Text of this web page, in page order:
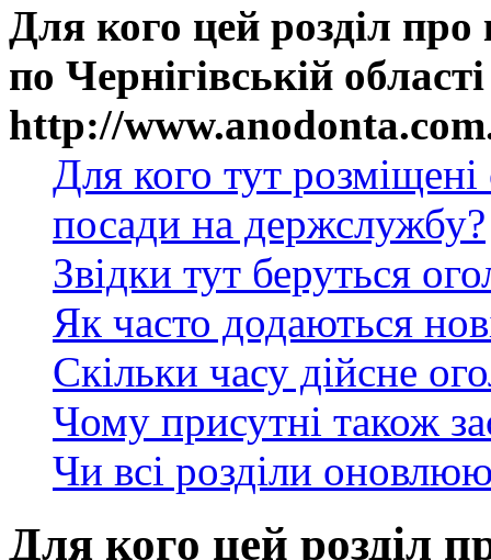
Для кого цей розділ
по Чернігівській
http://
Для кого тут
посади на держслужбу?
Звідки тут беруться
Як часто додаються
Скільки часу дійсне
Чому присутні також
Чи всі розділи
Для кого цей розділ